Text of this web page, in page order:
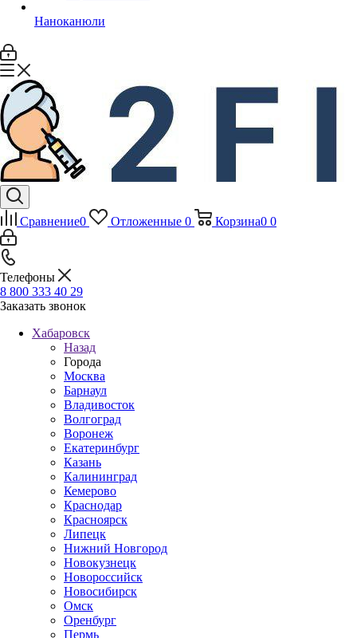
Наноканюли
Сравнение0 Отложенные 0 Корзина0 0
Телефоны
8 800 333 40 29
Заказать звонок
Хабаровск
Назад
Города
Москва
Барнаул
Владивосток
Волгоград
Воронеж
Екатеринбург
Казань
Калининград
Кемерово
Краснодар
Красноярск
Липецк
Нижний Новгород
Новокузнецк
Новороссийск
Новосибирск
Омск
Оренбург
Пермь